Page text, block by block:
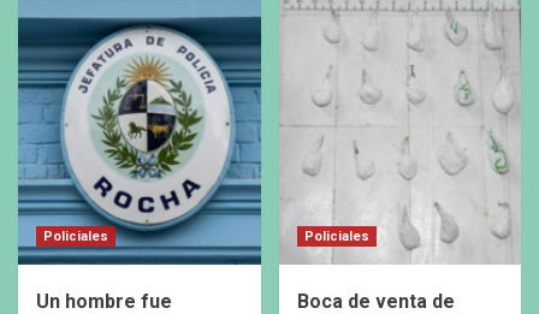
Policiales
Un hombre fue
Policiales
Boca de venta de